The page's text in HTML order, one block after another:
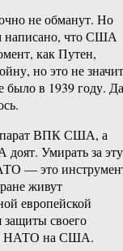
не обманут. Но
написано, что США
как Путен,
но это не значит
было в 1939 году.
ВПК США, а
Умирать за эту
— это
живут
европейской
своего
а НАТО на США.